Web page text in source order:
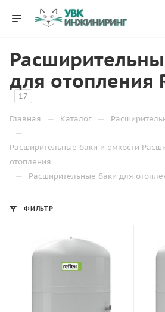
для отопления
17
Главная — Каталог —
—
Расширительные баки и емкости
отопления
— Расширительные баки для
ФИЛЬТР